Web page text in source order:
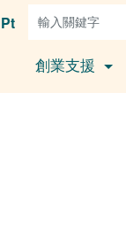
Pt
創業支援